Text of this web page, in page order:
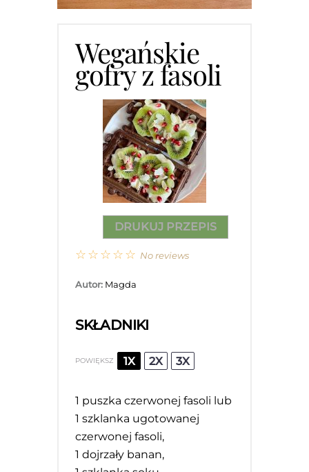
Wegańskie
gofry z fasoli
DRUKUJ PRZEPIS
☆
☆
☆
☆
☆ No reviews
Autor: Magda
SKŁADNIKI
POWIĘKSZ 1X 2X 3X
1 puszka czerwonej fasoli lub
1 szklanka ugotowanej
czerwonej fasoli,
1 dojrzały banan,